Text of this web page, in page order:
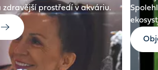
zdravější prostředí v akváriu.